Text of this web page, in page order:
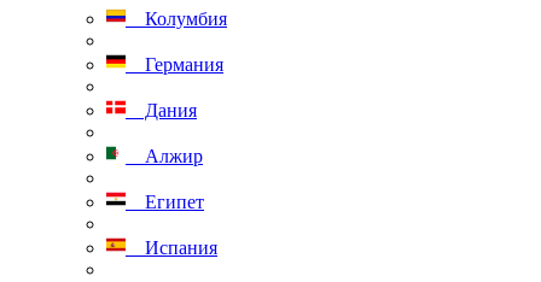
Колумбия
Германия
Дания
Алжир
Египет
Испания